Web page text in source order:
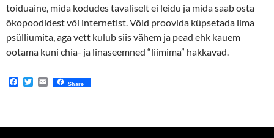
toiduaine, mida kodudes tavaliselt ei leidu ja mida saab osta
ökopoodidest või internetist. Võid proovida küpsetada ilma
psülliumita, aga vett kulub siis vähem ja pead ehk kauem
ootama kuni chia- ja linaseemned “liimima” hakkavad.
F
o
e
E
Share